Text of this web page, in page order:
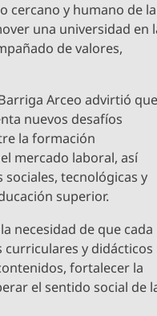
cercano y humano de la
una universidad en
de valores,
Arceo advirtió
nuevos desafíos
la formación
mercado laboral, así
tecnológicas y
superior.
necesidad de que cada
y didácticos
fortalecer la
el sentido social de